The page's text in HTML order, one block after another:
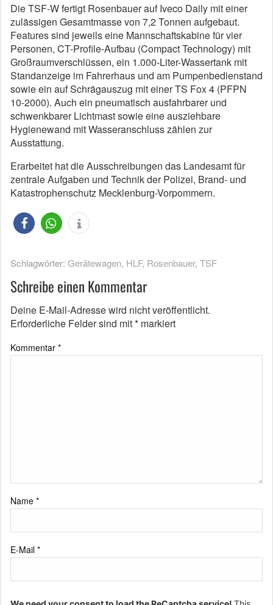
Die TSF-W fertigt Rosenbauer auf Iveco Daily mit einer
zulässigen Gesamtmasse von 7,2 Tonnen aufgebaut.
Features sind jeweils eine Mannschaftskabine für vier
Personen, CT-Profile-Aufbau (Compact Technology) mit
Großraumverschlüssen, ein 1.000-Liter-Wassertank mit
Standanzeige im Fahrerhaus und am Pumpenbedienstand
sowie ein auf Schrägauszug mit einer TS Fox 4 (PFPN
10-2000). Auch ein pneumatisch ausfahrbarer und
schwenkbarer Lichtmast sowie eine ausziehbare
Hygienewand mit Wasseranschluss zählen zur
Ausstattung.
Erarbeitet hat die Ausschreibungen das Landesamt für
zentrale Aufgaben und Technik der Polizei, Brand- und
Katastrophenschutz Mecklenburg-Vorpommern.
Schlagwörter: Gerätewagen, HLF, Rosenbauer, TSF
Schreibe einen Kommentar
Deine E-Mail-Adresse wird nicht veröffentlicht.
Erforderliche Felder sind mit* markiert
Kommentar *
Name *
E-Mail *